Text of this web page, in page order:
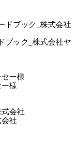
ブック_株式会社ヤ
様
社